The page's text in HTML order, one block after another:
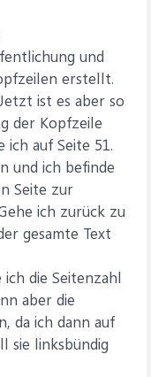
und
erstellt.
ist es aber so
der Kopfzeile
ich auf Seite 51.
und ich befinde
Seite zur
ich zurück zu
gesamte Text
die Seitenzahl
aber die
da ich dann auf
sie linksbündig